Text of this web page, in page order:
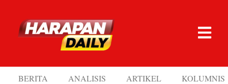
BERITA ANALISIS ARTIKEL KOLUMNIS